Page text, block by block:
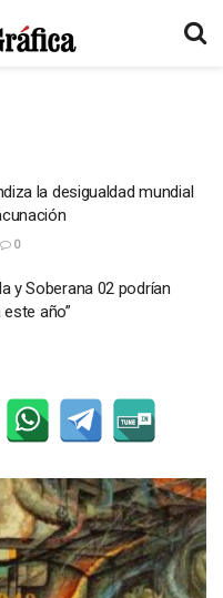
la desigualdad mundial
0
y Soberana 02 podrían
año”